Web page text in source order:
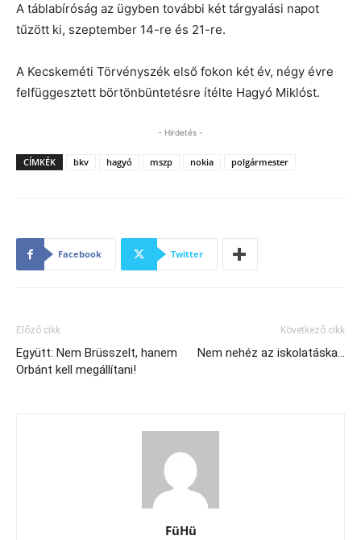
A táblabíróság az ügyben további két tárgyalási napot
tűzött ki, szeptember 14-re és 21-re.
A Kecskeméti Törvényszék első fokon két év, négy évre
felfüggesztett börtönbüntetésre ítélte Hagyó Miklóst.
- Hirdetés -
CÍMKÉK bkv hagyó mszp nokia polgármester
Facebook Twitter
Előző cikk
Együtt: Nem Brüsszelt, hanem
Orbánt kell megállítani!
Következő cikk
Nem nehéz az iskolatáska…
FüHü